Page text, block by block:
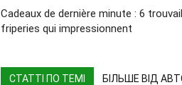
Cadeaux de dernière minute : 6
friperies qui impressionnent
СТАТТІ ПО ТЕМІ БІЛЬШЕ ВІД